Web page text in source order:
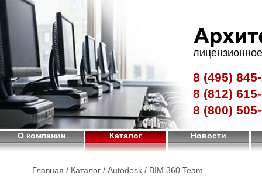
8 (495)
8 (812)
8 (800)
О компании Каталог Новости
Главная / Каталог / Autodesk / BIM 360 Team